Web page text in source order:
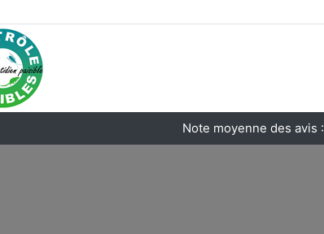
Note moyenne des avis :